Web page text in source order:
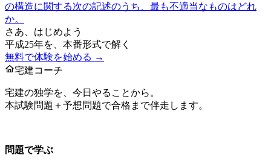
の構造に関する次の記述のうち、最も不適当なものはどれ
か。
さあ、はじめよう
平成25年を、本番形式で解く
無料で体験を始める →
宅建コーチ
宅建の独学を、今日やることから。
本試験問題＋予想問題で合格まで伴走します。
問題で学ぶ